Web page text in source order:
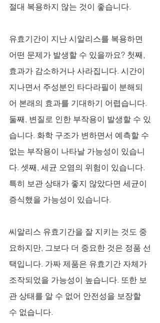
절대 복용하지 않는 것이 좋습니다.
유효기간이 지난 시알리스를 복용하면
어떤 문제가 발생할 수 있을까요? 첫째,
효과가 감소하거나 사라집니다. 시간이
지나면서 주성분인 타다라필이 분해되
어 본래의 효과를 기대하기 어렵습니다.
둘째, 변질로 인한 부작용이 발생할 수 있
습니다. 화학 구조가 변하면서 예측할 수
없는 부작용이 나타날 가능성이 있습니
다. 셋째, 세균 오염의 위험이 있습니다.
특히 보관 상태가 좋지 않았다면 세균이
증식했을 가능성이 있습니다.
씨알리스 유효기간을 잘 지키는 것도 중
요하지만, 그보다 더 중요한 것은 정품 선
택입니다. 가짜 제품은 유효기간 자체가
조작되었을 가능성이 높습니다. 또한 보
관 상태를 알 수 없어 안전성을 보장할
수 없습니다.